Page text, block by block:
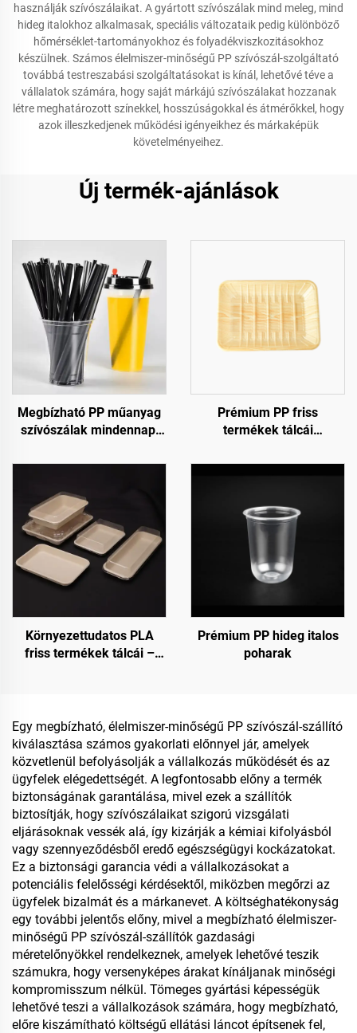
használják szívószálaikat. A gyártott szívószálak mind meleg, mind
hideg italokhoz alkalmasak, speciális változataik pedig különböző
hőmérséklet-tartományokhoz és folyadékviszkozitásokhoz
készülnek. Számos élelmiszer-minőségű PP szívószál-szolgáltató
továbbá testreszabási szolgáltatásokat is kínál, lehetővé téve a
vállalatok számára, hogy saját márkájú szívószálakat hozzanak
létre meghatározott színekkel, hosszúságokkal és átmérőkkel, hogy
azok illeszkedjenek működési igényeikhez és márkaképük
követelményeihez.
Új termék-ajánlások
Megbízható PP műanyag
szívószálak mindennapi
Prémium PP friss
termékek tálcái
zöldségeknek és
Környezettudatos PLA
friss termékek tálcái –
Prémium PP hideg italos
poharak
Egy megbízható, élelmiszer-minőségű PP szívószál-szállító
kiválasztása számos gyakorlati előnnyel jár, amelyek
közvetlenül befolyásolják a vállalkozás működését és az
ügyfelek elégedettségét. A legfontosabb előny a termék
biztonságának garantálása, mivel ezek a szállítók
biztosítják, hogy szívószálaikat szigorú vizsgálati
eljárásoknak vessék alá, így kizárják a kémiai kifolyásból
vagy szennyeződésből eredő egészségügyi kockázatokat.
Ez a biztonsági garancia védi a vállalkozásokat a
potenciális felelősségi kérdésektől, miközben megőrzi az
ügyfelek bizalmát és a márkanevet. A költséghatékonyság
egy további jelentős előny, mivel a megbízható élelmiszer-
minőségű PP szívószál-szállítók gazdasági
méretelőnyökkel rendelkeznek, amelyek lehetővé teszik
számukra, hogy versenyképes árakat kínáljanak minőségi
kompromisszum nélkül. Tömeges gyártási képességük
lehetővé teszi a vállalkozások számára, hogy megbízható,
előre kiszámítható költségű ellátási láncot építsenek fel,